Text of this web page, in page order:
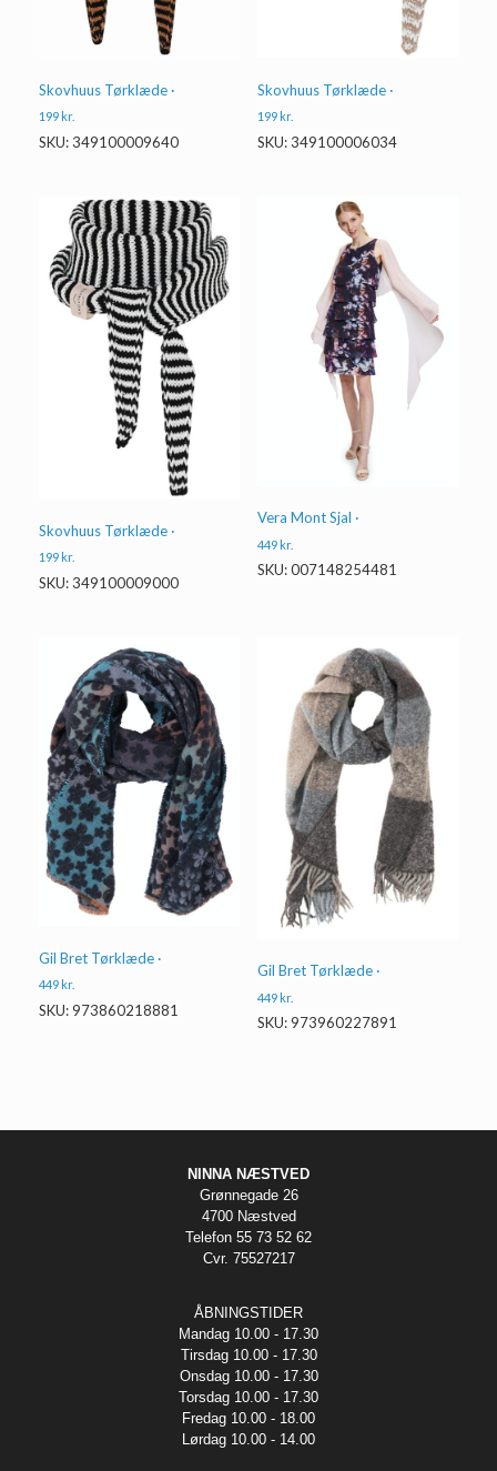
Skovhuus Tørklæde ·
199 kr.
SKU: 349100009640
Skovhuus Tørklæde ·
199 kr.
SKU: 349100006034
Skovhuus Tørklæde ·
199 kr.
SKU: 349100009000
Vera Mont Sjal ·
449kr.
SKU: 007148254481
Gil Bret Tørklæde ·
449 kr.
SKU: 973860218881
Gil Bret Tørklæde ·
449kr.
SKU: 973960227891
NINNA NÆSTVED
Grønnegade 26
4700 Næstved
Telefon 55 73 52 62
Cvr. 75527217
ÅBNINGSTIDER
Mandag 10.00 - 17.30
Tirsdag 10.00 - 17.30
Onsdag 10.00 - 17.30
Torsdag 10.00 - 17.30
Fredag 10.00 - 18.00
Lørdag 10.00 - 14.00